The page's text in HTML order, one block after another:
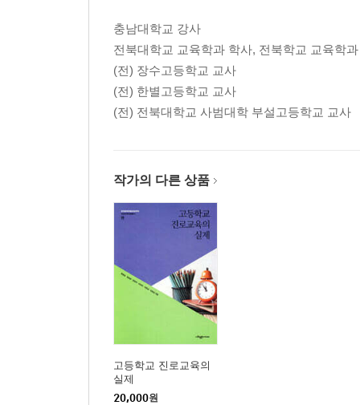
04 프로그램 체험활동
4부 진로교육과 상담의 현장
제10장 초등학교 진로교육과 상담
01 초등학교 진로교육의 내용과 목표
제11장 중학교 진로교육과 상담
01 중학교 진로교육 목표
02 교과를 통한 진로교육
03 중학교 진로상담 사례
04 체험을 통한 진로교육
제12장 고등학교 진로교육과 상담
01 2015 개정 교육과정과 고등학교 진로교육
04 고등학교 진로상담 사례
제13장 대학교 진로교육과 상담
충남대학교 강사
전북대학교 교육학과 학사, 전북학교 교육학
(전) 장수고등학교 교사
(전) 한별고등학교 교사
(전) 전북대학교 사범대학 부설고등학교 교사
작가의 다른 상품
고등학교 진로교육의
실제
20,000원